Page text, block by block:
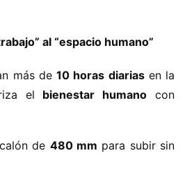
al “espacio humano”​
más de ​10 horas diarias​​ en la
el ​bienestar humano​ ​ con
de ​480 mm​ ​ para subir sin